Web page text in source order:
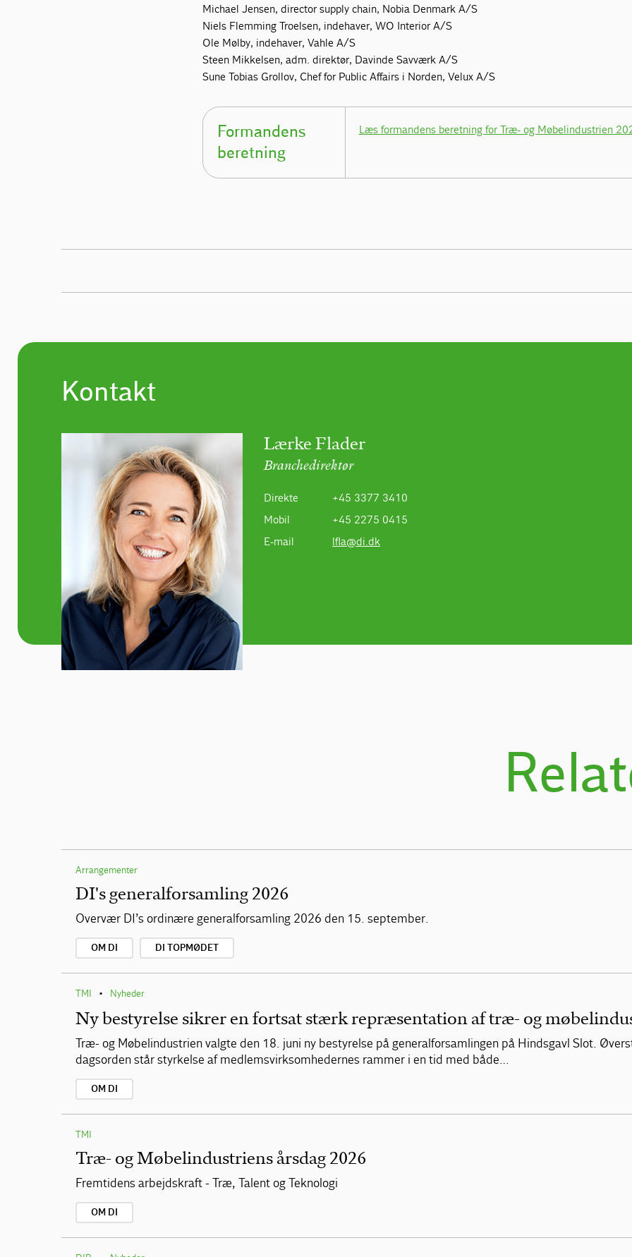
Michael Jensen, director supply chain, Nobia Denmark A/S
Niels Flemming Troelsen, indehaver, WO Interior A/S
Ole Mølby, indehaver, Vahle A/S
Steen Mikkelsen, adm. direktør, Davinde Savværk A/S
Sune Tobias Grollov, Chef for Public Affairs i Norden, Velux A/S
Formandens
beretning
Læs formandens beretning for Træ- og Møbelindustrien
Kontakt
Lærke Flader
Branchedirektør
Direkte
+45 3377 3410
Mobil
+45 2275 0415
E-mail
lfla@di.dk
Arrangementer
DI's generalforsamling 2026
Overvær DI’s ordinære generalforsamling 2026 den 15. september.
OM DI DI TOPMØDET
TMI • Nyheder
Ny bestyrelse sikrer en fortsat stærk repræsentation af træ- og
Træ- og Møbelindustrien valgte den 18. juni ny bestyrelse på generalforsamlingen på Hindsgavl Slot.
dagsorden står styrkelse af medlemsvirksomhedernes rammer i en tid med både…
OM DI
TMI
Træ- og Møbelindustriens årsdag 2026
Fremtidens arbejdskraft - Træ, Talent og Teknologi
OM DI